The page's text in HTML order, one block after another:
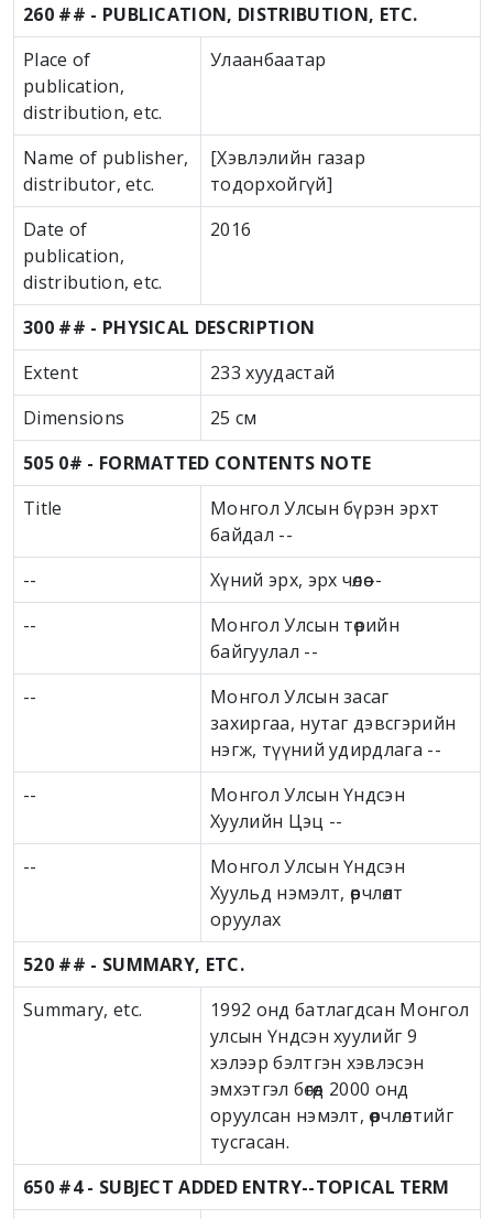
260 ## - PUBLICATION, DISTRIBUTION, ETC.
Place of
publication,
distribution, etc.
Улаанбаатар
Name of publisher,
distributor, etc.
[Хэвлэлийн газар
тодорхойгүй]
Date of
publication,
distribution, etc.
2016
300 ## - PHYSICAL DESCRIPTION
Extent
233 хуудастай
Dimensions
25 см
505 0# - FORMATTED CONTENTS NOTE
Title
Монгол Улсын бүрэн эрхт
байдал --
--
Хүний эрх, эрх чөлөө --
--
Монгол Улсын төрийн
байгуулал --
--
Монгол Улсын засаг
захиргаа, нутаг дэвсгэрийн
нэгж, түүний удирдлага --
--
Монгол Улсын Үндсэн
Хуулийн Цэц --
--
Монгол Улсын Үндсэн
Хуульд нэмэлт, өөрчлөлт
оруулах
520 ## - SUMMARY, ETC.
Summary, etc.
1992 онд батлагдсан Монгол
улсын Үндсэн хуулийг 9
хэлээр бэлтгэн хэвлэсэн
эмхэтгэл бөгөөд 2000 онд
оруулсан нэмэлт, өөрчлөлтийг
тусгасан.
650 #4 - SUBJECT ADDED ENTRY--TOPICAL TERM